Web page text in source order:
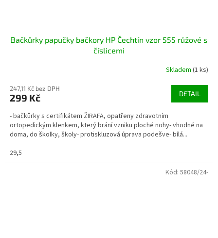
Bačkůrky papučky bačkory HP Čechtín vzor 555 růžové s
číslicemi
Skladem (1 ks)
247,11 Kč bez DPH
299 Kč DETAIL
- bačkůrky s certifikátem ŽIRAFA, opatřeny zdravotním
ortopedickým klenkem, který brání vzniku ploché nohy- vhodné na
doma, do školky, školy- protiskluzová úprava podešve- bílá...
29,5
Kód: 58048/24-